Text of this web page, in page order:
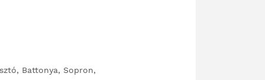
Battonya, Sopron,